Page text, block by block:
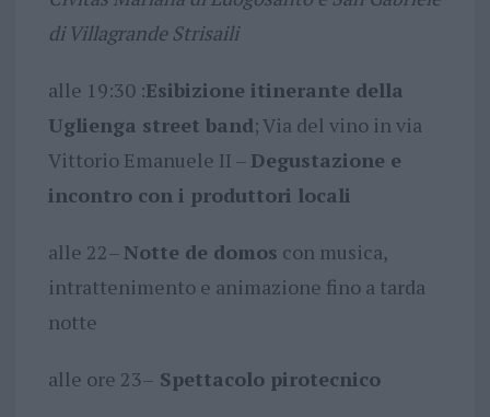
di Villagrande Strisaili
alle 19:30 :Esibizione itinerante della
Uglienga street band; Via del vino in via
Vittorio Emanuele II – Degustazione e
incontro con i produttori locali
alle 22– Notte de domos con musica,
intrattenimento e animazione fino a tarda
notte
alle ore 23– Spettacolo pirotecnico